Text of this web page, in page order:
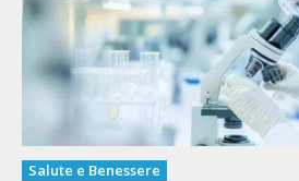
Salute e Benessere